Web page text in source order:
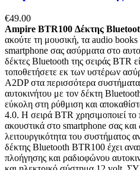
€49.00
Ampire BTR100 Δέκτης
ακούτε τη μουσική, τα audio
smartphone σας ασύρματα στο
δέκτες Bluetooth της σειράς BTR
τοποθετήσετε εκ των υστέρων
A2DP στα περισσότερα
αυτοκινήτου με τον δέκτη
εύκολη στη ρύθμιση και
4.0. Η σειρά BTR χρησιμοποιεί
ακουστικά στο smartphone σας και
λειτουργικότητα του συστήματος
δέκτης Bluetooth BTR100 έχει
πλοήγησης και ραδιοφώνου